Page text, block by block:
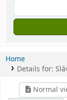
Home
Details for:
Normal